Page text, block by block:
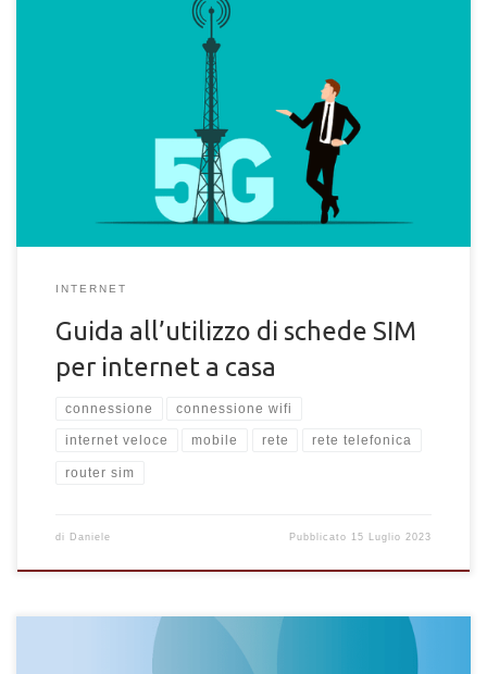
Come configurare una rete domestica usando una SIM card per
internet a casa. Scopri i vantaggi di una connessione SIM anche
INTERNET
Guida all’utilizzo di schede SIM
per internet a casa
connessione connessione wifi
internet veloce mobile rete rete telefonica
router sim
di Daniele Pubblicato 15 Luglio 2023